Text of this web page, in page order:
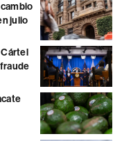
julio
Cártel